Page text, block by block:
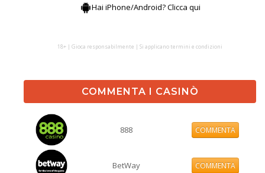
Hai iPhone/Android? Clicca qui
18+ | Gioca responsabilmente | Si applicano termini e condizioni
COMMENTA I CASINÒ
888 COMMENTA
BetWay COMMENTA